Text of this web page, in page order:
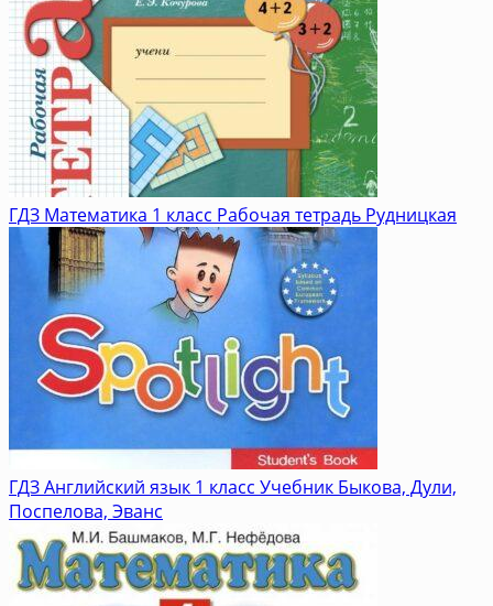
ГДЗ Математика 1 класс Рабочая тетрадь Рудницкая
ГДЗ Английский язык 1 класс Учебник Быкова, Дули,
Поспелова, Эванс